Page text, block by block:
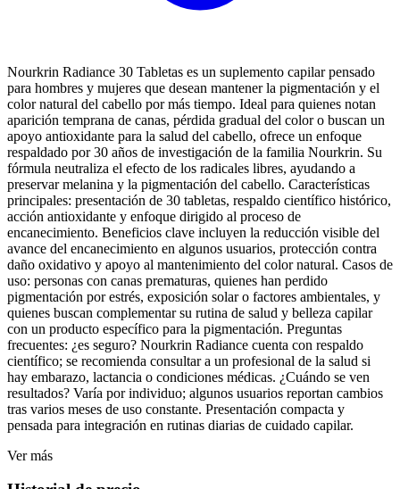
Nourkrin Radiance 30 Tabletas es un suplemento capilar pensado
para hombres y mujeres que desean mantener la pigmentación y el
color natural del cabello por más tiempo. Ideal para quienes notan
aparición temprana de canas, pérdida gradual del color o buscan un
apoyo antioxidante para la salud del cabello, ofrece un enfoque
respaldado por 30 años de investigación de la familia Nourkrin. Su
fórmula neutraliza el efecto de los radicales libres, ayudando a
preservar melanina y la pigmentación del cabello. Características
principales: presentación de 30 tabletas, respaldo científico histórico,
acción antioxidante y enfoque dirigido al proceso de
encanecimiento. Beneficios clave incluyen la reducción visible del
avance del encanecimiento en algunos usuarios, protección contra
daño oxidativo y apoyo al mantenimiento del color natural. Casos de
uso: personas con canas prematuras, quienes han perdido
pigmentación por estrés, exposición solar o factores ambientales, y
quienes buscan complementar su rutina de salud y belleza capilar
con un producto específico para la pigmentación. Preguntas
frecuentes: ¿es seguro? Nourkrin Radiance cuenta con respaldo
científico; se recomienda consultar a un profesional de la salud si
hay embarazo, lactancia o condiciones médicas. ¿Cuándo se ven
resultados? Varía por individuo; algunos usuarios reportan cambios
tras varios meses de uso constante. Presentación compacta y
pensada para integración en rutinas diarias de cuidado capilar.
Ver más